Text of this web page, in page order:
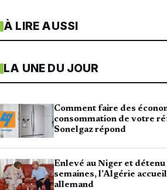
À LIRE AUSSI
LA UNE DU JOUR
Comment faire des
consommation de votre
Sonelgaz répond
Enlevé au Niger et
semaines, l’Algérie
allemand